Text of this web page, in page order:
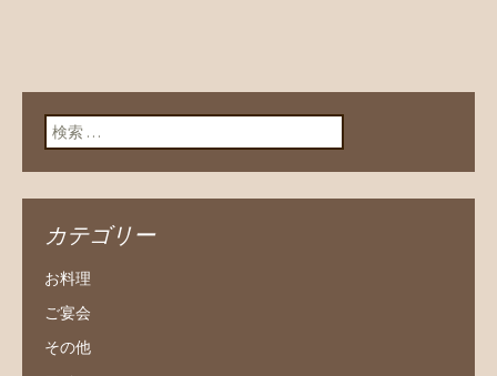
検索:
カテゴリー
お料理
ご宴会
その他